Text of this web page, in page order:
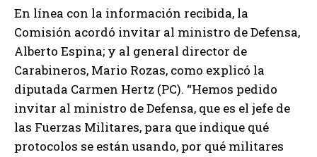
En línea con la información recibida, la
Comisión acordó invitar al ministro de Defensa,
Alberto Espina; y al general director de
Carabineros, Mario Rozas, como explicó la
diputada Carmen Hertz (PC). “Hemos pedido
invitar al ministro de Defensa, que es el jefe de
las Fuerzas Militares, para que indique qué
protocolos se están usando, por qué militares